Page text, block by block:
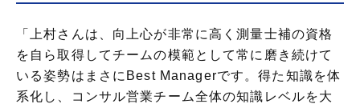
「上村さんは、向上心が非常に高く測量士補の資格
を自ら取得してチームの模範として常に磨き続けて
いる姿勢はまさにBest Managerです。得た知識を体
系化し、コンサル営業チーム全体の知識レベルを大